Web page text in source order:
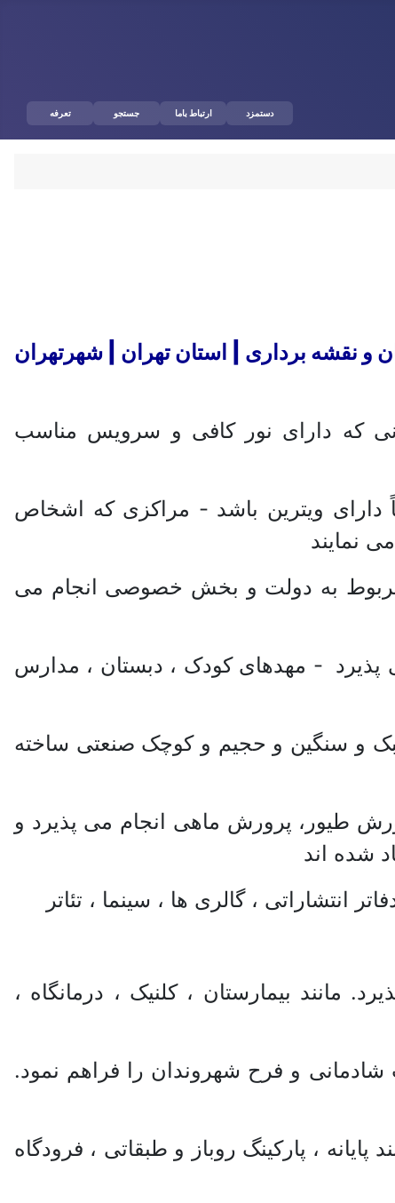
دستمزد ارتباط باما جستجو تعرفه
که دارای نور کافی و سرویس مناسب
دارای ویترین باشد - مراکزی که اشخاص
نمایند
مربوط به دولت و بخش خصوصی انجام می
پذیرد - مهدهای کودک ،‌ دبستان ، ‌مدارس
و سنگین و حجیم و کوچک صنعتی ساخته
طیور، پرورش ماهی انجام می پذیرد و
شده اند
انتشاراتی ،‌ گالری ها ،‌ سینما ، تئاتر
مانند بیمارستان ، ‌کلنیک ، ‌درمانگاه ،
شادمانی و فرح شهروندان را فراهم نمود.
، پارکینگ روباز و طبقاتی ، فرودگاه